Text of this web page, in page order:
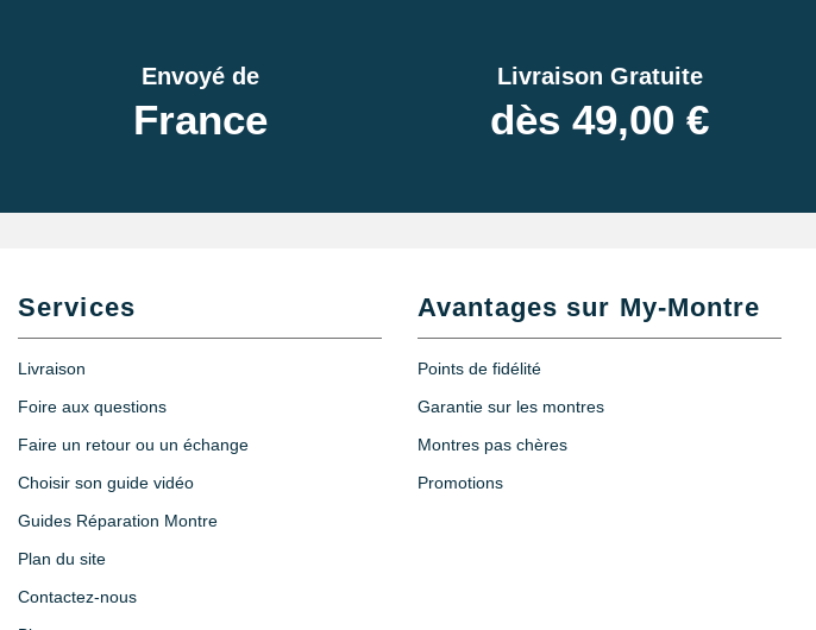
Envoyé de
France
Livraison Gratuite
dès 49,00 €
Services
Livraison
Foire aux questions
Faire un retour ou un échange
Choisir son guide vidéo
Guides Réparation Montre
Plan du site
Contactez-nous
Avantages sur My-Montre
Points de fidélité
Garantie sur les montres
Montres pas chères
Promotions